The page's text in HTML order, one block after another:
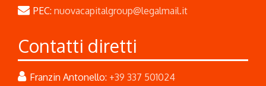
PEC: nuovacapitalgroup@legalmail.it
Contatti diretti
Franzin Antonello: +39 337 501024